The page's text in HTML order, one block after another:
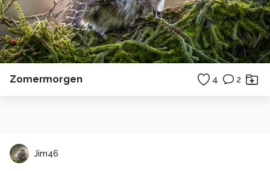
Zomermorgen 4 2
Jim46